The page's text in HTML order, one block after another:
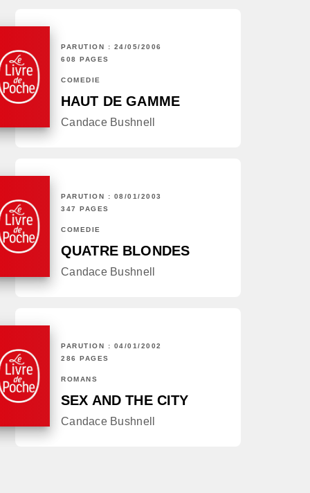
PARUTION : 24/05/2006
608 PAGES
COMÉDIE
HAUT DE GAMME
Candace Bushnell
PARUTION : 08/01/2003
347 PAGES
COMÉDIE
QUATRE BLONDES
Candace Bushnell
PARUTION : 04/01/2002
286 PAGES
ROMANS
SEX AND THE CITY
Candace Bushnell